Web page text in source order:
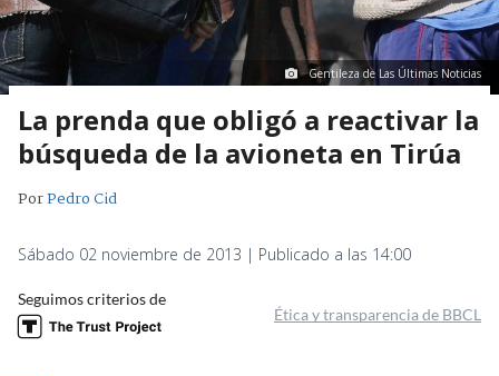
Gentileza de Las Últimas Noticias
La prenda que obligó a reactivar la
búsqueda de la avioneta en Tirúa
PorPedro Cid
Sábado 02 noviembre de 2013 | Publicado a las 14:00
Seguimos criterios de
Ética y transparencia de BBCL